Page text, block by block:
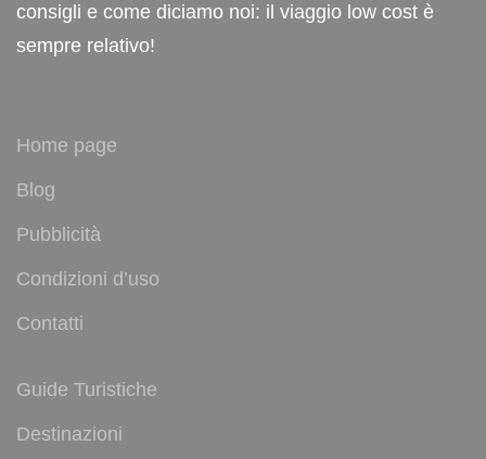
consigli e come diciamo noi: il viaggio low cost è
sempre relativo!
Home page
Blog
Pubblicità
Condizioni d’uso
Contatti
Guide Turistiche
Destinazioni